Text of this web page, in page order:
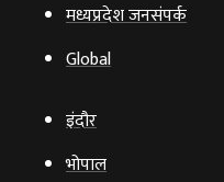
मध्यप्रदेश जनसंपर्क
Global
इंदौर
भोपाल